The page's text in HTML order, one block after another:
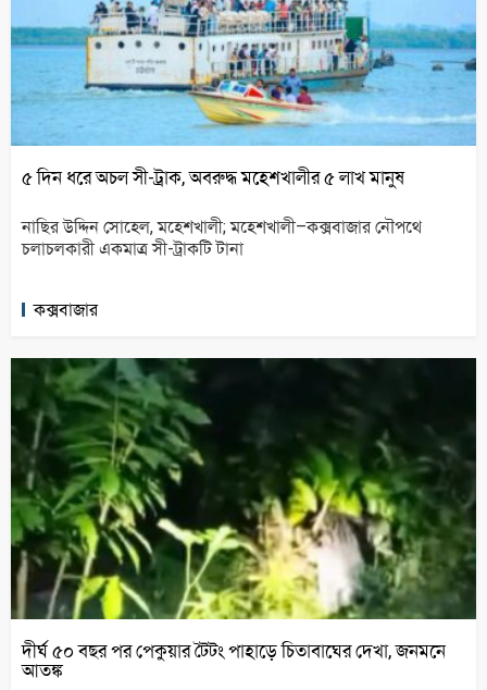
৫ দিন ধরে অচল সী-ট্রাক, অবরুদ্ধ মহেশখালীর ৫ লাখ মানুষ
নাছির উদ্দিন সোহেল, মহেশখালী; মহেশখালী–কক্সবাজার নৌপথে
চলাচলকারী একমাত্র সী-ট্রাকটি টানা
কক্সবাজার
দীর্ঘ ৫০ বছর পর পেকুয়ার টৈটং পাহাড়ে চিতাবাঘের দেখা, জনমনে
আতঙ্ক